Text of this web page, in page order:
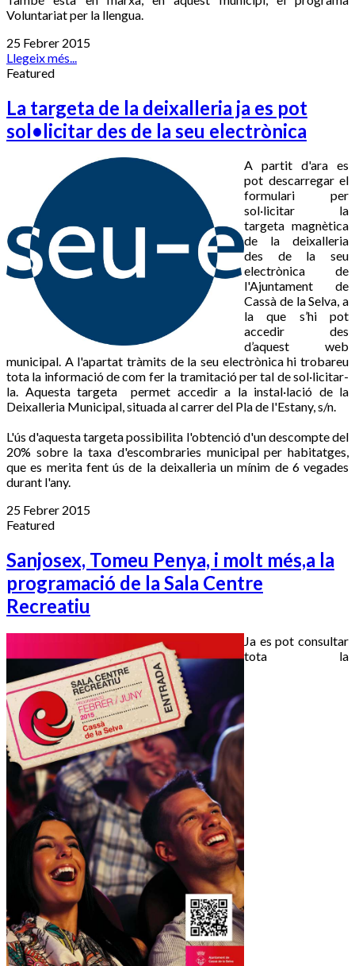
Voluntariat per la llengua.
25 Febrer 2015
Llegeix més...
Featured
La targeta de la deixalleria ja es pot
sol•licitar des de la seu electrònica
A partit d'ara es
pot descarregar el
formulari per
sol·licitar la
targeta magnètica
de la deixalleria
des de la seu
electrònica de
l'Ajuntament de
Cassà de la Selva, a
la que s’hi pot
accedir des
d’aquest web
municipal. A l'apartat tràmits de la seu electrònica hi trobareu
tota la informació de com fer la tramitació per tal de sol·licitar-
la. Aquesta targeta permet accedir a la instal·lació de la
Deixalleria Municipal, situada al carrer del Pla de l'Estany, s/n.
L'ús d'aquesta targeta possibilita l'obtenció d'un descompte del
20% sobre la taxa d'escombraries municipal per habitatges,
que es merita fent ús de la deixalleria un mínim de 6 vegades
durant l'any.
25 Febrer 2015
Featured
Sanjosex, Tomeu Penya, i molt més,a la
programació de la Sala Centre
Recreatiu
Ja es pot consultar
tota la